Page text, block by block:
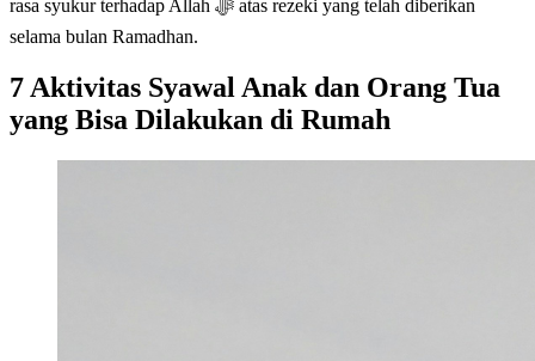
rasa syukur terhadap Allah ﷻ atas rezeki yang telah diberikan
selama bulan Ramadhan.
7 Aktivitas Syawal Anak dan Orang Tua
yang Bisa Dilakukan di Rumah